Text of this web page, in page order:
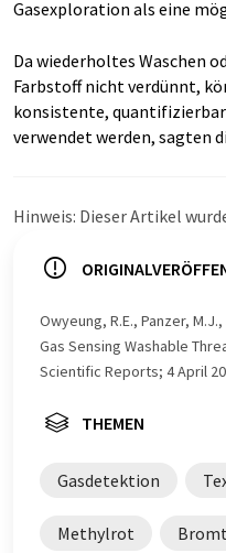
Gasexploration als eine
Da wiederholtes Waschen
Farbstoff nicht verdünnt,
konsistente,
verwendet werden, sagten
Hinweis: Dieser Artikel
LUMITOS bietet diese
Nachrichten zu
automatischer
möglich, dass er Fehler im
Englisch finden Sie
Owyeung, R.E., Panzer,
Gas Sensing Washable
Scientific Reports; 4 April
THEMEN
Gasdetektion
Methylrot